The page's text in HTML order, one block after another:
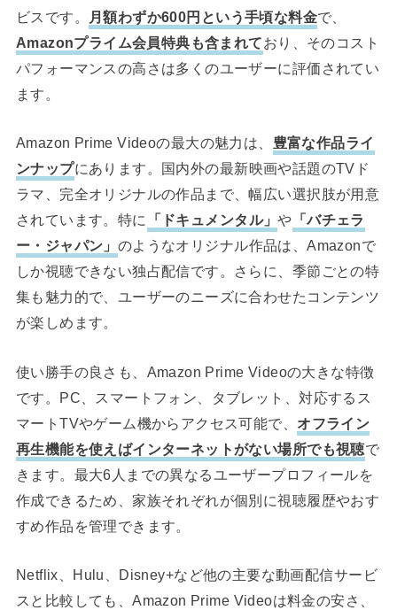
ビスです。
月額わずか600円という手頃な料金で、
Amazonプライム会員特典も含まれており、そのコスト
パフォーマンスの高さは多くのユーザーに評価されてい
ます。
Amazon Prime Videoの最大の魅力は、 豊富な作品ライ
ンナップにあります。国内外の最新映画や話題のTVド
ラマ、完全オリジナルの作品まで、幅広い選択肢が用意
されています。特に
「ドキュメンタル」や 「バチェラ
ー・ジャパン」 のようなオリジナル作品は、Amazonで
しか視聴できない独占配信です。さらに、季節ごとの特
集も魅力的で、ユーザーのニーズに合わせたコンテンツ
が楽しめます。
使い勝手の良さも、Amazon Prime Videoの大きな特徴
です。PC、スマートフォン、タブレット、対応するス
マートTVやゲーム機からアクセス可能で、 オフライン
再生機能を使えばインターネットがない場所でも視聴で
きます。最大6人までの異なるユーザープロフィールを
作成できるため、家族それぞれが個別に視聴履歴やおす
すめ作品を管理できます。
Netflix、Hulu、Disney+など他の主要な動画配信サービ
スと比較しても、Amazon Prime Videoは料金の安さ、